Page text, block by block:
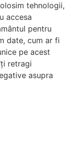
tehnologii,
accesa
pentru
date, cum ar fi
pe acest
retragi
asupra